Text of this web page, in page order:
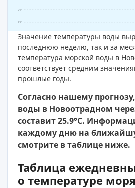
23°
24°
Значение температуры воды
последнюю неделю, так и за
температура морской воды в
соответствует средним
прошлые годы.
Согласно нашему
воды в Новоотрадном
составит 25.9°C.
каждому дню на
смотрите в таблице ниже.
Таблица
о температуре моря